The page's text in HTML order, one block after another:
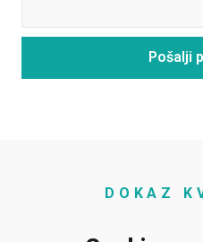
Pošalji
DOKAZ